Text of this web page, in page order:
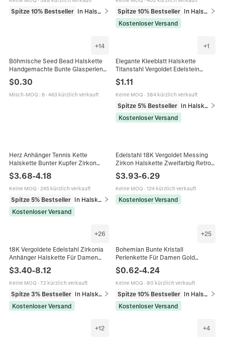
Spitze 10% Bestseller In Halsketten Spitze 10% Bestseller
In Halsketten
Kostenloser Versand
+14
Böhmische Seed Bead Halskette
Handgemachte Bunte Glasperlen
Choker Für Damen Verstellbare
Verlängerungskette Modeschmuck
$0.30
Misch-MOQ : 6· 463 kürzlich verkauft
+1
Elegante Kleeblatt Halskette
Titanstahl Vergoldet Edelstein
Anhänger Choker Damen Party
Hochzeit Accessoire
$1.11
Keine MOQ · 384 kürzlich verkauft
Spitze 5% Bestseller
In Halsketten
Kostenloser Versand
Herz Anhänger Tennis Kette
Halskette Bunter Kupfer Zirkon
Emaille Choker Schmuck Für
Damen
$3.68-4.18
Keine MOQ · 245 kürzlich verkauft
Spitze 5% Bestseller
In Halsketten
Kostenloser Versand
Edelstahl 18K Vergoldet Messing
Zirkon Halskette Zweifarbig Retro
Lagenlook Choker Stern Oval
Anhänger Damen
$3.93-6.29
Keine MOQ · 124 kürzlich verkauft
Kostenloser Versand
+26
18K Vergoldete Edelstahl Zirkonia
Anhänger Halskette Für Damen
Rund Quadrat Choker Schmuck
Geschenk
$3.40-8.12
Keine MOQ · 72 kürzlich verkauft
Spitze 3% Bestseller
Kostenloser Versand
+25
Bohemian Bunte Kristall
Perlenkette Für Damen Gold
Strand Party Choker Mode
Schmuck
$0.62-4.24
Keine MOQ · 80 kürzlich verkauft
Spitze 10% Bestseller
Kostenloser Versand
+12 +4